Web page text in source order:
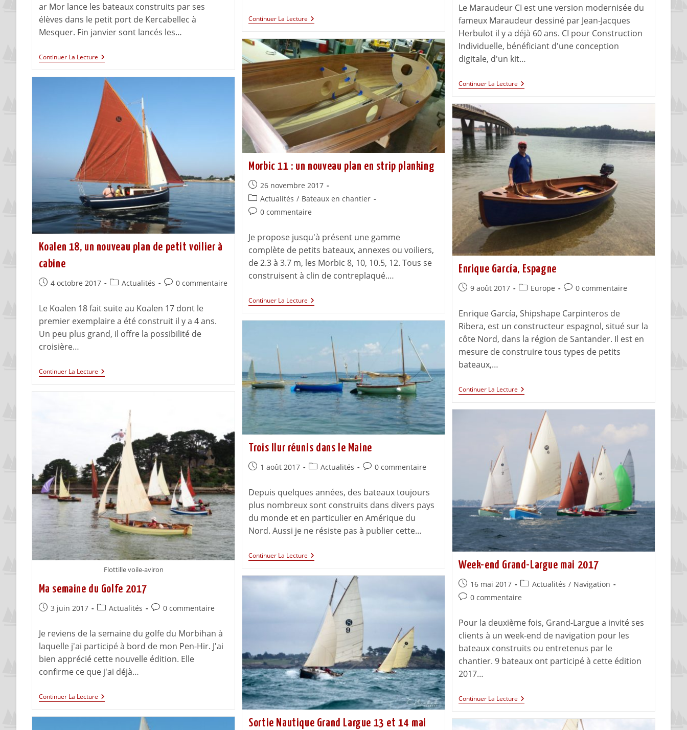
ar Mor lance les bateaux construits par ses
élèves dans le petit port de Kercabellec à
Mesquer. Fin janvier sont lancés les…
Continuer La Lecture
Continuer La Lecture
Le Maraudeur CI est une version modernisée du
fameux Maraudeur dessiné par Jean-Jacques
Herbulot il y a déjà 60 ans. CI pour Construction
Individuelle, bénéficiant d'une conception
digitale, d'un kit…
Continuer La Lecture
Morbic 11 : un nouveau plan en strip planking
26 novembre 2017
Actualités / Bateaux en chantier
0 commentaire
Je propose jusqu'à présent une gamme
complète de petits bateaux, annexes ou voiliers,
de 2.3 à 3.7 m, les Morbic 8, 10, 10.5, 12. Tous se
construisent à clin de contreplaqué.…
Continuer La Lecture
Koalen 18, un nouveau plan de petit voilier à
cabine
4 octobre 2017 Actualités 0 commentaire
Le Koalen 18 fait suite au Koalen 17 dont le
premier exemplaire a été construit il y a 4 ans.
Un peu plus grand, il offre la possibilité de
croisière…
Continuer La Lecture
Enrique García, Espagne
9 août 2017 Europe 0 commentaire
Enrique García, Shipshape Carpinteros de
Ribera, est un constructeur espagnol, situé sur la
côte Nord, dans la région de Santander. Il est en
mesure de construire tous types de petits
bateaux,…
Continuer La Lecture
Trois Ilur réunis dans le Maine
1 août 2017 Actualités 0 commentaire
Depuis quelques années, des bateaux toujours
plus nombreux sont construits dans divers pays
du monde et en particulier en Amérique du
Nord. Aussi je ne résiste pas à publier cette…
Continuer La Lecture
Flottille voile-aviron
Ma semaine du Golfe 2017
3 juin 2017 Actualités 0 commentaire
Je reviens de la semaine du golfe du Morbihan à
laquelle j'ai participé à bord de mon Pen-Hir. J'ai
bien apprécié cette nouvelle édition. Elle
confirme ce que j'ai déjà…
Continuer La Lecture
Week-end Grand-Largue mai 2017
16 mai 2017 Actualités / Navigation
0 commentaire
Pour la deuxième fois, Grand-Largue a invité ses
clients à un week-end de navigation pour les
bateaux construits ou entretenus par le
chantier. 9 bateaux ont participé à cette édition
2017…
Continuer La Lecture
Sortie Nautique Grand Largue 13 et 14 mai